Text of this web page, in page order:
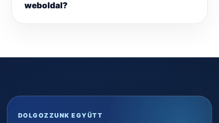
weboldal?
DOLGOZZUNK EGYÜTT